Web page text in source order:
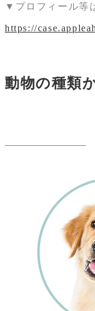
▼プロフィール等
https://
動物の種類